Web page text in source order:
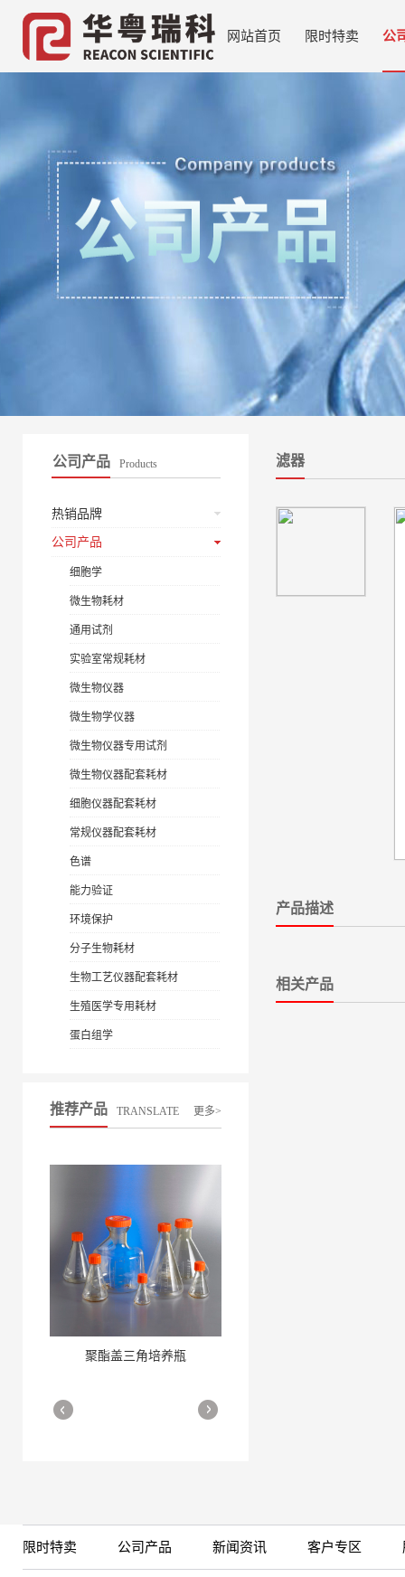
网站首页 限时特卖 公
公司产品 Products
热销品牌
公司产品
细胞学
微生物耗材
通用试剂
实验室常规耗材
微生物仪器
微生物学仪器
微生物仪器专用试剂
微生物仪器配套耗材
细胞仪器配套耗材
常规仪器配套耗材
色谱
能力验证
环境保护
分子生物耗材
生物工艺仪器配套耗材
生殖医学专用耗材
蛋白组学
推荐产品 TRANSLATE 更多>
聚酯盖三角培养瓶
细胞培养瓶
More
滤器
产品描述
相关产品
限时特卖 公司产品 新闻资讯 客户专区